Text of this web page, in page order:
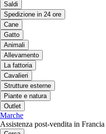
Saldi
Spedizione in 24 ore
Cane
Gatto
Animali
Allevamento
La fattoria
Cavalieri
Strutture esterne
Piante e natura
Outlet
Marche
Assistenza post-vendita in Francia